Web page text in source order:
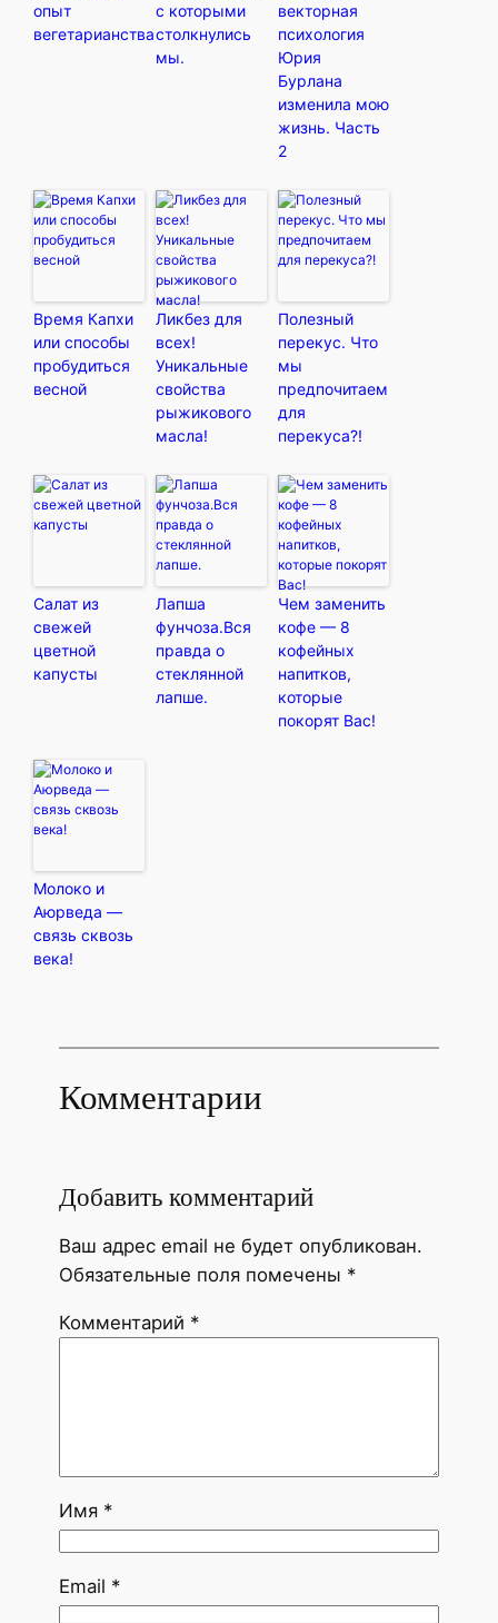
опыт
вегетарианства
с которыми
столкнулись
мы.
векторная
психология
Юрия
Бурлана
изменила мою
жизнь. Часть
2
Время Капхи
или способы
пробудиться
весной
Ликбез для
всех!
Уникальные
свойства
рыжикового
масла!
Полезный
перекус. Что
мы
предпочитаем
для
перекуса?!
Салат из
свежей
цветной
капусты
Лапша
фунчоза.Вся
правда о
стеклянной
лапше.
Чем заменить
кофе — 8
кофейных
напитков,
которые
покорят Вас!
Молоко и
Аюрведа —
связь сквозь
века!
Комментарии
Добавить комментарий
Ваш адрес email не будет опубликован.
Обязательные поля помечены *
Комментарий *
Имя *
Email *